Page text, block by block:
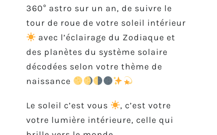
360° astro sur un an, de suivre le
tour de roue de votre soleil intérieur
avec l’éclairage du Zodiaque et
des planètes du système solaire
décodées selon votre thème de
naissance
Le soleil c’est vous
, c’est votre
votre lumière intérieure, celle qui